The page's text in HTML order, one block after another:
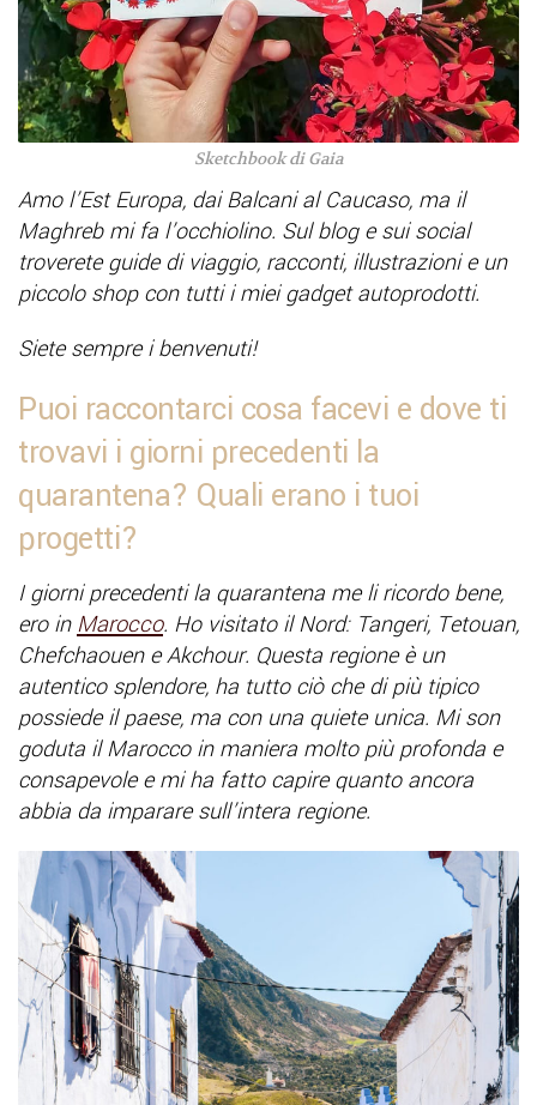
Sketchbook di Gaia
Amo l’Est Europa, dai Balcani al Caucaso, ma il
Maghreb mi fa l’occhiolino. Sul blog e sui social
troverete guide di viaggio, racconti, illustrazioni e un
piccolo shop con tutti i miei gadget autoprodotti.
Siete sempre i benvenuti!
Puoi raccontarci cosa facevi e dove ti
trovavi i giorni precedenti la
quarantena? Quali erano i tuoi
progetti?
I giorni precedenti la quarantena me li ricordo bene,
ero inMarocco. Ho visitato il Nord: Tangeri, Tetouan,
Chefchaouen e Akchour. Questa regione è un
autentico splendore, ha tutto ciò che di più tipico
possiede il paese, ma con una quiete unica. Mi son
goduta il Marocco in maniera molto più profonda e
consapevole e mi ha fatto capire quanto ancora
abbia da imparare sull’intera regione.